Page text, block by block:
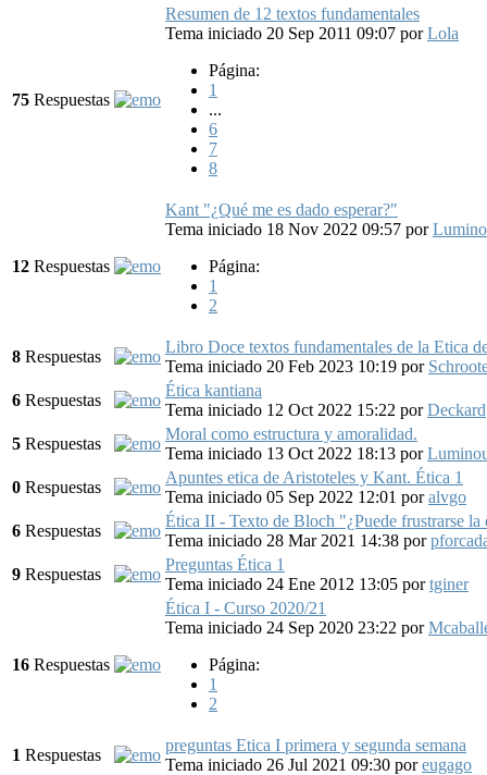
75 Respuestas
Resumen de 12 textos fundamentales
Tema iniciado 20 Sep 2011 09:07 porLola
Página:
1
...
6
7
8
12 Respuestas
Kant "¿Qué me es dado esperar?"
Tema iniciado 18 Nov 2022 09:57 por
Página:
1
2
8 Respuestas
Libro Doce textos fundamentales de la Etica
Tema iniciado 20 Feb 2023 10:19 por
6 Respuestas
Ética kantiana
Tema iniciado 12 Oct 2022 15:22 porDeckard
5 Respuestas
Moral como estructura y amoralidad.
Tema iniciado 13 Oct 2022 18:13 por
0 Respuestas
Apuntes etica de Aristoteles y Kant. Ética 1
Tema iniciado 05 Sep 2022 12:01 poralvgo
6 Respuestas
Ética II - Texto de Bloch "¿Puede frustrarse la
Tema iniciado 28 Mar 2021 14:38 por
9 Respuestas
Preguntas Ética 1
Tema iniciado 24 Ene 2012 13:05 portginer
16 Respuestas
Ética I - Curso 2020/21
Tema iniciado 24 Sep 2020 23:22 por
Página:
1
2
1 Respuestas
preguntas Etica I primera y segunda semana
Tema iniciado 26 Jul 2021 09:30 poreugago